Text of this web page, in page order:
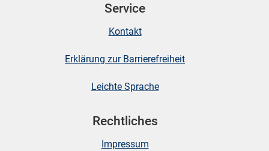
Service
Kontakt
Erklärung zur Barrierefreiheit
Leichte Sprache
Rechtliches
Impressum